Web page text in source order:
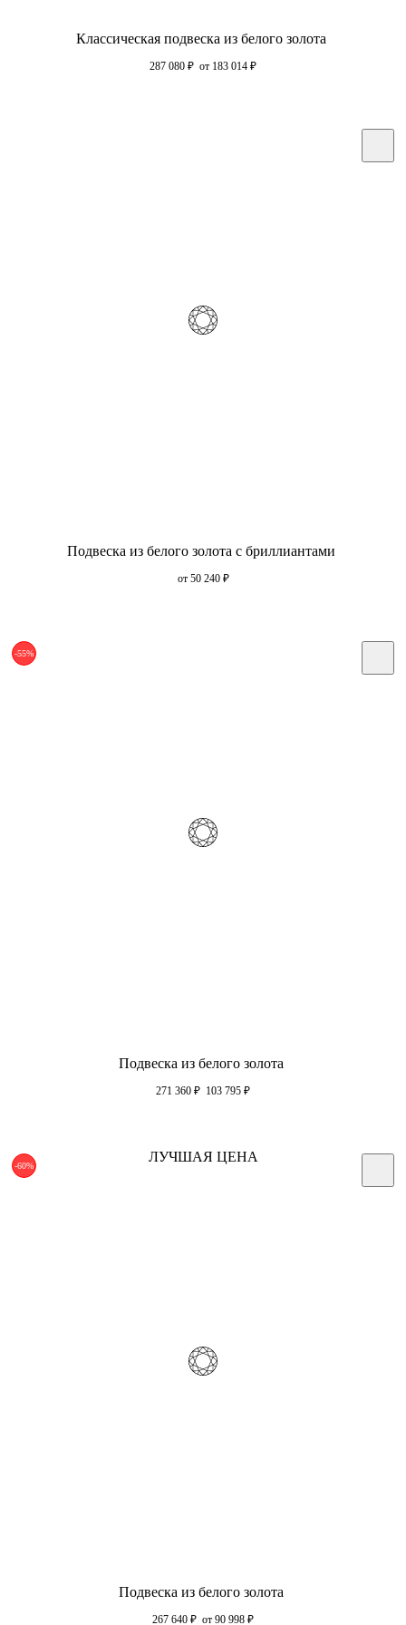
Классическая подвеска из белого золота
287 080 ₽ от 183 014 ₽
Подвеска из белого золота с бриллиантами
от 50 240 ₽
-55%
Подвеска из белого золота
271 360 ₽ 103 795 ₽
-60%
ЛУЧШАЯ ЦЕНА
Подвеска из белого золота
267 640 ₽ от 90 998 ₽